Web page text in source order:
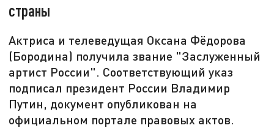
страны
Актриса и телеведущая Оксана Фёдорова
(Бородина) получила звание "Заслуженный
артист России". Соответствующий указ
подписал президент России Владимир
Путин, документ опубликован на
официальном портале правовых актов.